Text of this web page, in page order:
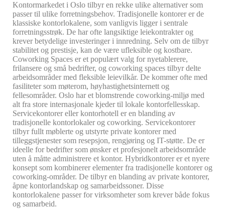
Kontormarkedet i Oslo tilbyr en rekke ulike alternativer som
passer til ulike forretningsbehov. Tradisjonelle kontorer er de
klassiske kontorlokalene, som vanligvis ligger i sentrale
forretningsstrøk. De har ofte langsiktige leiekontrakter og
krever betydelige investeringer i innredning. Selv om de tilbyr
stabilitet og prestisje, kan de være ufleksible og kostbare.
Coworking Spaces er et populært valg for nyetablerere,
frilansere og små bedrifter, og coworking spaces tilbyr delte
arbeidsområder med fleksible leievilkår. De kommer ofte med
fasiliteter som møterom, høyhastighetsinternett og
fellesområder. Oslo har et blomstrende coworking-miljø med
alt fra store internasjonale kjeder til lokale kontorfellesskap.
Servicekontorer eller kontorhotell er en blanding av
tradisjonelle kontorlokaler og coworking. Servicekontorer
tilbyr fullt møblerte og utstyrte private kontorer med
tilleggstjenester som resepsjon, rengjøring og IT-støtte. De er
ideelle for bedrifter som ønsker et profesjonelt arbeidsområde
uten å måtte administrere et kontor. Hybridkontorer er et nyere
konsept som kombinerer elementer fra tradisjonelle kontorer og
coworking-områder. De tilbyr en blanding av private kontorer,
åpne kontorlandskap og samarbeidssoner. Disse
kontorlokalene passer for virksomheter som krever både fokus
og samarbeid.